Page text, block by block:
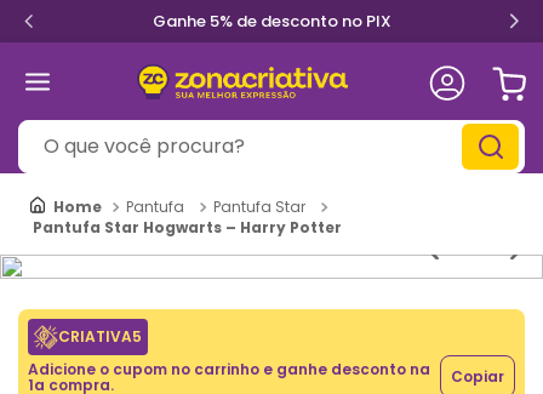
Ganhe 5% de desconto no PIX
O que você procura?
Pantufa
Pantufa Star
Pantufa Star Hogwarts – Harry Potter
CRIATIVA5
Adicione o cupom no carrinho e ganhe desconto na
1a compra. Copiar